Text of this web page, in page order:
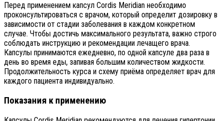
Перед применением капсул Cordis Meridian необходимо
проконсультироваться с врачом, который определит дозировку в
зависимости от стадии заболевания в каждом конкретном
случае. Чтобы достичь максимального результата, важно строго
соблюдать инструкцию и рекомендации лечащего врача.
Капсулы принимаются ежедневно, по одной капсуле два раза в
день во время еды, запивая большим количеством жидкости.
Продолжительность курса и схему приёма определяет врач для
каждого пациента индивидуально.
Показания к применению